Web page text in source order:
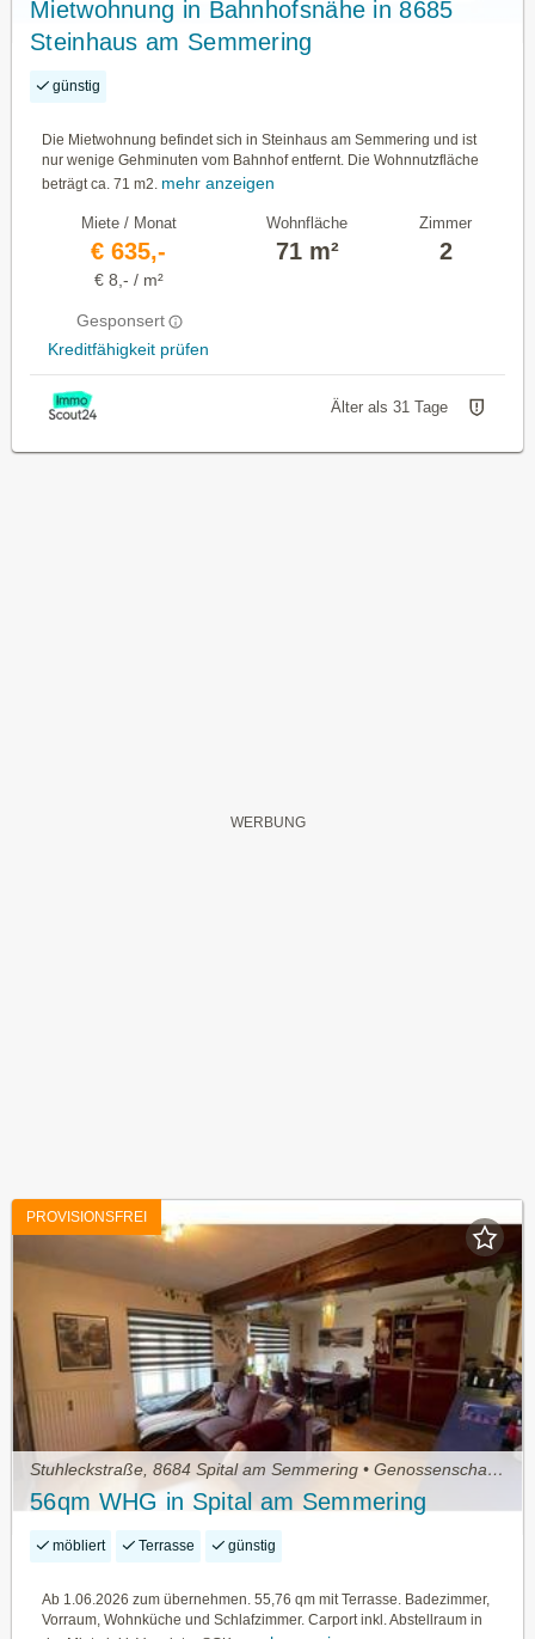
Mietwohnung in Bahnhofsnähe in 8685
Steinhaus am Semmering
günstig
Die Mietwohnung befindet sich in Steinhaus am Semmering und ist
nur wenige Gehminuten vom Bahnhof entfernt. Die Wohnnutzfläche
beträgt ca. 71 m2. mehr anzeigen
Miete / Monat
€ 635,-
€ 8,- / m²
Gesponsert
Kreditfähigkeit prüfen
Wohnfläche
71 m²
Zimmer
2
Älter als 31 Tage
PROVISIONSFREI
Stuhleckstraße, 8684 Spital am Semmering • Genossenschaftswohnung
56qm WHG in Spital am Semmering
möbliert Terrasse günstig
Ab 1.06.2026 zum übernehmen. 55,76 qm mit Terrasse. Badezimmer,
Vorraum, Wohnküche und Schlafzimmer. Carport inkl. Abstellraum in